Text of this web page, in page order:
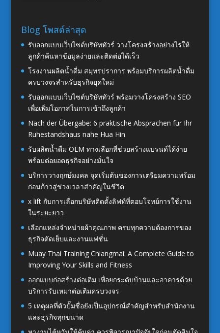
Blog โพสต์ล่าสุด
รับออกแบบเว็บไซต์บริษัททัวร์ วางโครงสร้างอย่างไรให้
ลูกค้าค้นหาข้อมูลง่ายและติดต่อได้เร็ว
โรงงานผลิตน้ำดื่ม สมุทรปราการ พร้อมบริการผลิตน้ำดื่ม
ครบวงจรสำหรับธุรกิจยุคใหม่
รับออกแบบเว็บไซต์บริษัททัวร์ พร้อมวางโครงสร้าง SEO
เพื่อเพิ่มโอกาสในการเข้าถึงลูกค้า
Nach der Übergabe: 6 praktische Absprachen für Ihr
Ruhestandshaus nahe Hua Hin
รับผลิตน้ำดื่ม OEM ทางเลือกที่ช่วยสร้างแบรนด์ได้ง่าย
พร้อมต่อยอดธุรกิจอย่างมั่นใจ
บริการวางฤกษ์มงคล จุดเริ่มต้นของการเตรียมความพร้อม
ก่อนก้าวสู่ช่วงเวลาสำคัญในชีวิต
x lift กับการเลือกบริษัทติดตั้งลิฟท์ที่ตอบโจทย์การใช้งาน
ในระยะยาว
เลือกแหล่งจำหน่ายผ้าคุณภาพ ครบทุกความต้องการของ
ธุรกิจตัดเย็บและงานแฟชั่น
Muay Thai Training Chiangmai: A Complete Guide to
Improving Your Skills and Fitness
ออกแบบก่อสร้างต่อเติม เพื่อยกระดับบ้านและอาคารด้วย
บริการรับเหมาต่อเติมครบวงจร
5 เหตุผลที่ตัวปั๊มชื่อยังเป็นอุปกรณ์สำคัญสำหรับสำนักงาน
และธุรกิจทุกขนาด